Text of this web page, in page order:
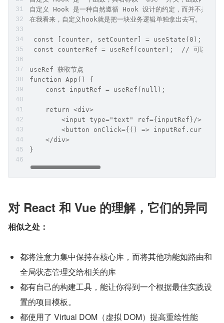
自定义 Hook 是一种自然遵循 Hook 设计的约定，而并不是
在我看来，自定义hook就是把一块业务逻辑单独拿出去写。
const [counter, setCounter] = useState(0);
const counterRef = useRef(counter);  // 可以保存上
useRef 获取节点
function App() {
    const inputRef = useRef(null);
    return <div>
        <input type="text" ref={inputRef}/>
<button onClick={() =>
    </div>
}
对 React 和 Vue 的理解，它们的异同
相似之处：
都将注意力集中保持在核心库，而将其他功能如路由和
全局状态管理交给相关的库
都有自己的构建工具，能让你得到一个根据最佳实践设
置的项目模板。
都使用了 Virtual DOM（虚拟 DOM）提高重绘性能